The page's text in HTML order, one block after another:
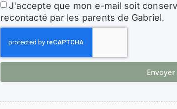
J'accepte que mon e-mail soit
recontacté par les parents de Gabriel.
Envoyer